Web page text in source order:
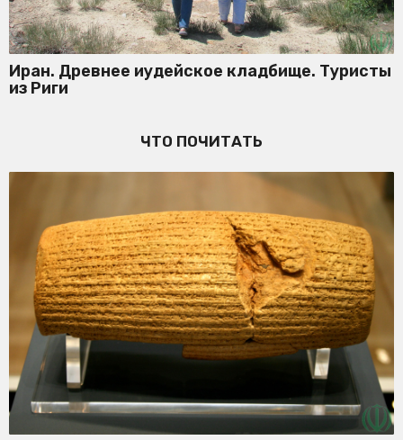
Иран. Древнее иудейское кладбище. Туристы
из Риги
ЧТО ПОЧИТАТЬ